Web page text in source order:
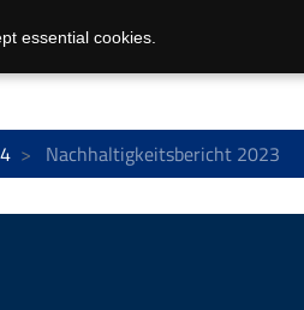
Nachhaltigkeitsbericht 2023
essential cookies.